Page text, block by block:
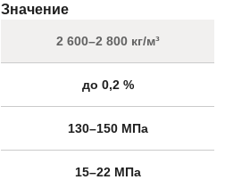
Значение
2 600–2 800 кг/м³
до 0,2 %
130–150 МПа
15–22 МПа